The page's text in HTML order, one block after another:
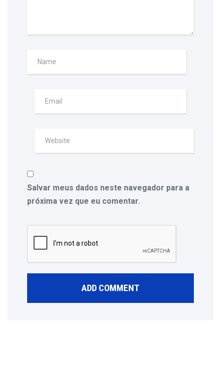
Salvar meus dados neste navegador para a
próxima vez que eu comentar.